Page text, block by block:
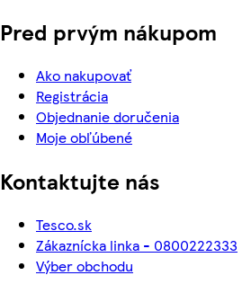
Pred prvým nákupom
Ako nakupovať
Registrácia
Objednanie doručenia
Moje obľúbené
Kontaktujte nás
Tesco.sk
Zákaznícka linka - 0800222333
Výber obchodu